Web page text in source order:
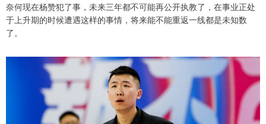
奈何现在杨赞犯了事，未来三年都不可能再公开执教了，在事业正处
于上升期的时候遭遇这样的事情，将来能不能重返一线都是未知数
了。